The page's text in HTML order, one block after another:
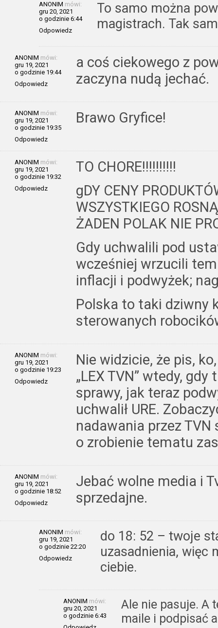
ANONIM mówi:
gru 20, 2021
o godzinie 6:44
Odpowiedz
To samo można
magistrach. Tak
ANONIM mówi:
gru 19, 2021
o godzinie 19:44
Odpowiedz
a coś ciekowego z
zaczyna nudą jechać.
ANONIM mówi:
gru 19, 2021
o godzinie 19:35
Odpowiedz
Brawo Gryfice!
ANONIM mówi:
gru 19, 2021
o godzinie 19:32
Odpowiedz
TO CHORE!!!!!!!!!!
gDY CENY
WSZYSTKIEGO
ŻADEN POLAK NIE
Gdy uchwalili pod
wcześniej wrzucili
inflacji i podwyżek;
Polska to taki dziwny
sterowanych
ANONIM mówi:
gru 19, 2021
o godzinie 19:23
Odpowiedz
Nie widzicie, że pis,
„LEX TVN” wtedy,
sprawy, jak teraz
uchwalił URE.
nadawania przez
o zrobienie tematu
ANONIM mówi:
gru 19, 2021
o godzinie 18:52
Odpowiedz
Jebać wolne media i
sprzedajne.
ANONIM mówi:
gru 19, 2021
o godzinie 22:20
Odpowiedz
do 18: 52 – twoje
uzasadnienia, więc
ciebie.
ANONIM mówi:
gru 20, 2021
o godzinie 6:43
Ale nie pasuje. A
maile i podpisać